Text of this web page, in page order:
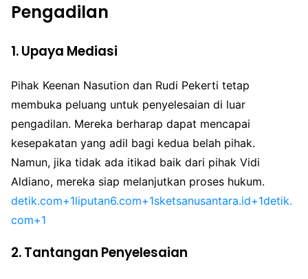
Pengadilan
1. Upaya Mediasi
Pihak Keenan Nasution dan Rudi Pekerti tetap
membuka peluang untuk penyelesaian di luar
pengadilan. Mereka berharap dapat mencapai
kesepakatan yang adil bagi kedua belah pihak.
Namun, jika tidak ada itikad baik dari pihak Vidi
Aldiano, mereka siap melanjutkan proses hukum.
detik.com+1liputan6.com+1sketsanusantara.id+1detik.
com+1
2. Tantangan Penyelesaian